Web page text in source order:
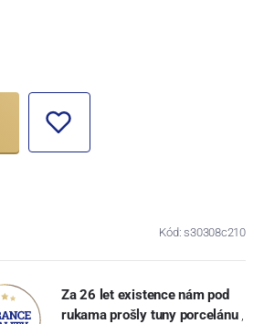
Kód: s30308c210
Za 26 let existence nám pod
rukama prošly tuny porcelánu ,